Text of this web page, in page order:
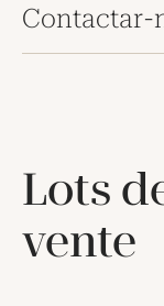
Contactar-
Lots
vente